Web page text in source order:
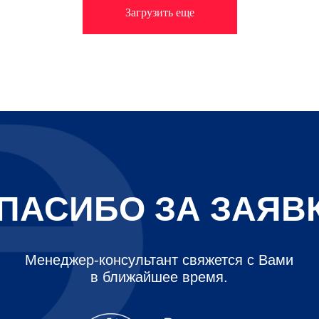
Загрузить еще
Менеджер-консультант свяжется с Вами
в ближайшее время.
ЗА